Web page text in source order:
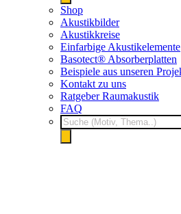
Shop
Akustikbilder
Akustikkreise
Einfarbige Akustikelemente
Basotect® Absorberplatten
Beispiele aus unseren
Kontakt zu uns
Ratgeber Raumakustik
FAQ
Products
search